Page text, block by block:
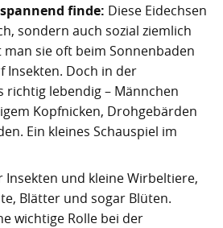
Miguel de Abona
Cruz de Tenerife
Santa Úrsula
del Teide
Tacoronte
Tegueste
die Pyramiden von Güímar
finde: Diese Eidechsen
sondern auch sozial ziemlich
man sie oft beim Sonnenbaden
Insekten. Doch in der
richtig lebendig – Männchen
Kopfnicken, Drohgebärden
Ein kleines Schauspiel im
Insekten und kleine Wirbeltiere,
Blätter und sogar Blüten.
wichtige Rolle bei der